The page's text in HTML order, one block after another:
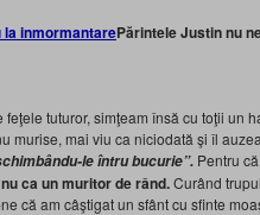
Părintele Justin nu
tuturor, simţeam însă cu toţii un
murise, mai viu ca niciodată şi îl
ndu-le întru bucurie”. Pentru
ca un muritor de rând.Curând
că am câştigat un sfânt cu sfinte